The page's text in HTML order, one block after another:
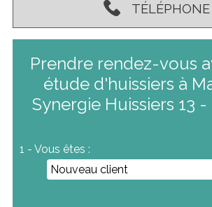
TÉLÉPHONE
Prendre rendez-vous
étude d'huissiers à
Synergie Huissiers 13
1 - Vous êtes :